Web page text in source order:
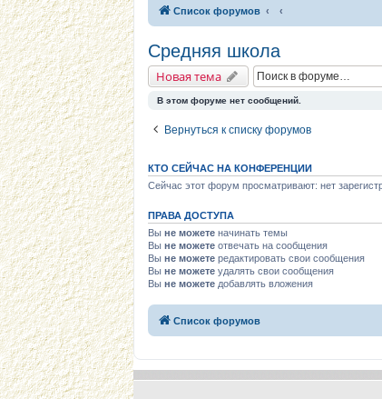
Список форумов
Средняя школа
Новая тема
В этом форуме нет сообщений.
Вернуться к списку форумов
КТО СЕЙЧАС НА КОНФЕРЕНЦИИ
Сейчас этот форум просматривают: нет
ПРАВА ДОСТУПА
Вы не можете начинать темы
Вы не можете отвечать на сообщения
Вы не можете редактировать свои сообщения
Вы не можете удалять свои сообщения
Вы не можете добавлять вложения
Список форумов